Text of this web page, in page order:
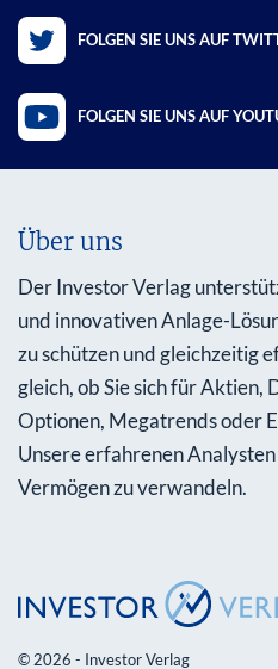
FOLGEN SIE UNS AUF
FOLGEN SIE UNS AUF
Über uns
Der Investor Verlag
und innovativen Anlage-
zu schützen und gleichzeitig
gleich, ob Sie sich für
Optionen, Megatrends oder
Unsere erfahrenen
Vermögen zu verwandeln.
© 2026 - Investor Verlag